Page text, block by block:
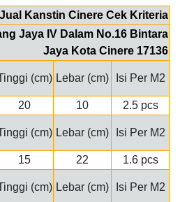
Jual Kanstin Cinere Cek Kriteria
Jaya IV Dalam No.16 Bintara
Jaya Kota Cinere 17136
(cm) Lebar (cm) Isi Per M2
20 10
2.5 pcs
(cm) Lebar (cm) Isi Per M2
15 22
1.6 pcs
(cm) Lebar (cm) Isi Per M2